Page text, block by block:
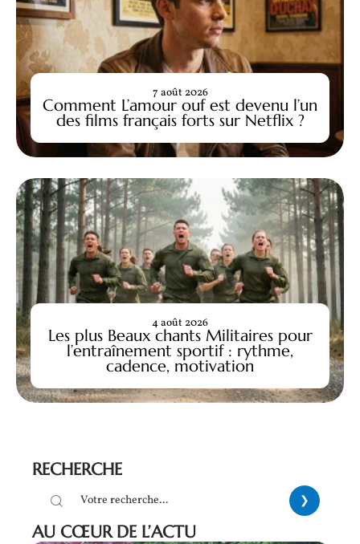
Comment L’amour ouf est devenu l’un
des films français forts sur Netflix ?
7 août 2026
Les plus Beaux chants Militaires pour
l’entraînement sportif : rythme,
cadence, motivation
4 août 2026
RECHERCHE
AU CŒUR DE L’ACTU